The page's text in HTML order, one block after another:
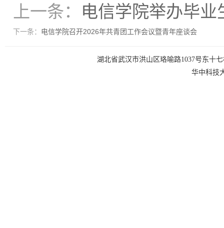
上一条： 电信学院举办毕
下一条： 电信学院召开2026年共青团工作会议暨青年座谈会
湖北省武汉市洪山区珞喻路1037号东十
华中科技